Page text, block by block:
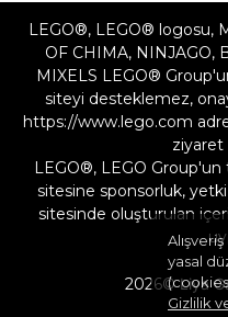
yasal
Gizlilik
LEGO®, LEGO® logosu,
OF CHIMA, NINJAGO,
MIXELS LEGO®
siteyi desteklemez,
https://www.lego.com
ziyaret
LEGO®, LEGO Group'un
sitesine sponsorluk,
sitesinde oluşturulan
2026©Liya